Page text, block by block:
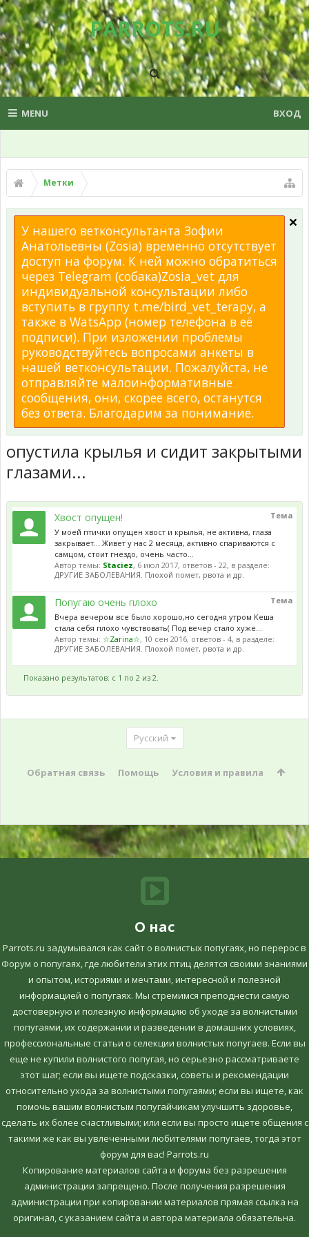
PARROTS.RU
MENU ВХОД
Метки
У нашего ветконсультанта Зофии
Анатольевны (Zosia) временно отсутствует
доступ на форум. К ней можно обратиться
через Telegram (собака)Zosia_vet для
индивидуальной консультации либо
вступить в группу t.me/bird_vet_terapy, а
также в WatsApp (номер телефона в её
подписи). При изложении проблемы
руководствуйтесь вопросами анкеты в
нашей ветконсультации. Пожалуйста, не
отправляйте малоинформативные
сообщения, они, скорее всего, останутся
без ответа. Благодарим за понимание.
опустила крылья и сидит закрытыми
глазами...
Тема
Хвост опущен!
У моей птички опущен хвост и крылья, не активна, глаза
закрывает... Живет у нас 2 месяца, активно спариваются с
самцом, стоит гнездо, очень часто...
Автор темы: Staciez, 6 июл 2017, ответов - 22, в разделе:
ДРУГИЕ ЗАБОЛЕВАНИЯ. Плохой помет, рвота и др.
Тема
Попугаю очень плохо
Вчера вечером все было хорошо,но сегодня утром Кеша
стала себя плохо чувствовать( Под вечер стало хуже...
Автор темы: ☆Zarina☆, 10 сен 2016, ответов - 4, в разделе:
ДРУГИЕ ЗАБОЛЕВАНИЯ. Плохой помет, рвота и др.
Показано результатов: с 1 по 2 из 2.
Русский
Обратная связь Помощь Условия и правила
О нас
Parrots.ru задумывался как сайт о волнистых попугаях, но перерос в
Форум о попугаях, где любители этих птиц делятся своими знаниями
и опытом, историями и мечтами, интересной и полезной
информацией о попугаях. Мы стремимся преподнести самую
достоверную и полезную информацию об уходе за волнистыми
попугаями, их содержании и разведении в домашних условиях,
профессиональные статьи о селекции волнистых попугаев. Если вы
еще не купили волнистого попугая, но серьезно рассматриваете
этот шаг; если вы ищете подсказки, советы и рекомендации
относительно ухода за волнистыми попугаями; если вы ищете, как
помочь вашим волнистым попугайчикам улучшить здоровье,
сделать их более счастливыми; или если вы просто ищете общения с
такими же как вы увлеченными любителями попугаев, тогда этот
форум для вас! Parrots.ru
Копирование материалов сайта и форума без разрешения
администрации запрещено. После получения разрешения
администрации при копировании материалов прямая ссылка на
оригинал, c указанием сайта и автора материала обязательна.